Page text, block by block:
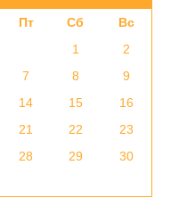
Пт Сб
Вс
1
2
7 8
9
14 15
16
21 22
23
28 29
30